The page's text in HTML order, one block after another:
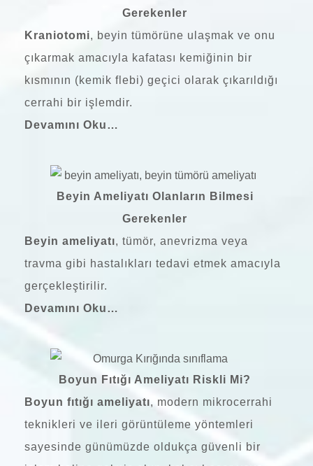
Gerekenler
Kraniotomi, beyin tümörüne ulaşmak ve onu
çıkarmak amacıyla kafatası kemiğinin bir
kısmının (kemik flebi) geçici olarak çıkarıldığı
cerrahi bir işlemdir.
Devamını Oku…
Beyin Ameliyatı Olanların Bilmesi
Gerekenler
Beyin ameliyatı, tümör, anevrizma veya
travma gibi hastalıkları tedavi etmek amacıyla
gerçekleştirilir.
Devamını Oku…
Boyun Fıtığı Ameliyatı Riskli Mi?
Boyun fıtığı ameliyatı, modern mikrocerrahi
teknikleri ve ileri görüntüleme yöntemleri
sayesinde günümüzde oldukça güvenli bir